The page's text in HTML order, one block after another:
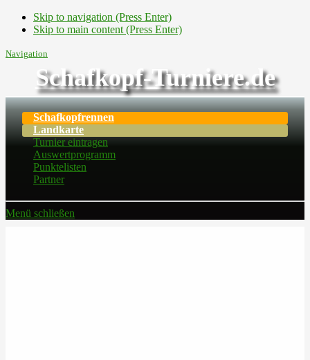
Skip to navigation (Press Enter)
Skip to main content (Press Enter)
Navigation
Schafkopf-Turniere.de
Schafkopfrennen
Landkarte
Turnier eintragen
Auswertprogramm
Punktelisten
Partner
Menü schließen